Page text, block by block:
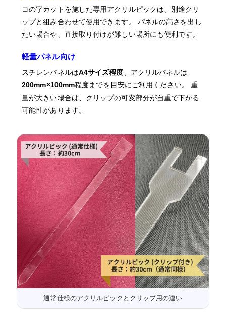
コの字カットを施した専用アクリルピックは、別途クリ
ップと組み合わせて使用できます。 パネルの高さを出し
たい場合や、直接取り付けが難しい場所にも便利です。
軽量パネル向け
スチレンパネルはA4サイズ程度 、アクリルパネルは
200mm×100mm程度までを目安にご利用ください。 重
量が大きい場合は、クリップの可変部分が自重で下がる
可能性があります。
通常仕様のアクリルピックとクリップ用の違い